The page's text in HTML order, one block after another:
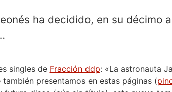
ha decidido, en su décimo
singles de Fracción ddp: «La astronauta
presentamos en estas páginas (